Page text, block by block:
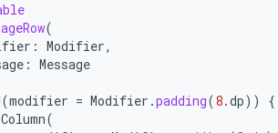
(
: Modifier,
: Message
(modifier = Modifier .padding(8.dp))
{
Column(